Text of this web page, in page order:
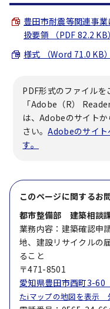
豊田市耐震等関連事
扱要領 （PDF 82.2 KB）
様式 （Word 71.0 KB）
PDF形式のファイルを
「Adobe（R）
は、Adobeのサイト
さい。Adobeのサイト
す。
このページに関するお
都市整備部 建築相談
業務内容：建築確認申
地、建設リサイクルの
ること
〒471-8501
愛知県豊田市西町3-
たiマップの地図を表示